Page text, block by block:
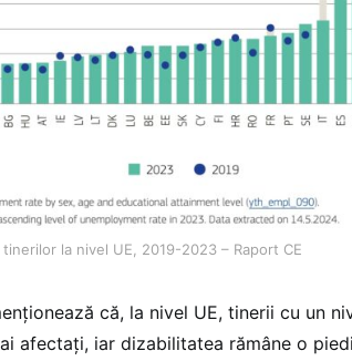
la nivel UE, 2019-2023 – Raport CE
că, la nivel UE, tinerii cu un
afectați, iar dizabilitatea rămâne o